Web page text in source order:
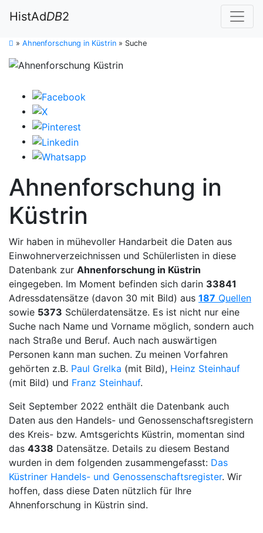
HistAdDB2
» Ahnenforschung in Küstrin » Suche
Ahnenforschung in
Küstrin
Wir haben in mühevoller Handarbeit die Daten aus
Einwohnerverzeichnissen und Schülerlisten in diese
Datenbank zur Ahnenforschung in Küstrin
eingegeben. Im Moment befinden sich darin 33841
Adressdatensätze (davon 30 mit Bild) aus 187 Quellen
sowie 5373 Schülerdatensätze. Es ist nicht nur eine
Suche nach Name und Vorname möglich, sondern auch
nach Straße und Beruf. Auch nach auswärtigen
Personen kann man suchen. Zu meinen Vorfahren
gehörten z.B. Paul Grelka (mit Bild), Heinz Steinhauf
(mit Bild) und Franz Steinhauf.
Seit September 2022 enthält die Datenbank auch
Daten aus den Handels- und Genossenschaftsregistern
des Kreis- bzw. Amtsgerichts Küstrin, momentan sind
das 4338 Datensätze. Details zu diesem Bestand
wurden in dem folgenden zusammengefasst: Das
Küstriner Handels- und Genossenschaftsregister. Wir
hoffen, dass diese Daten nützlich für Ihre
Ahnenforschung in Küstrin sind.